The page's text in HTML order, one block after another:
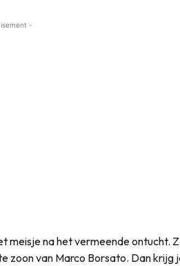
-
meisje na het vermeende ontucht.
zoon van Marco Borsato. Dan krijg